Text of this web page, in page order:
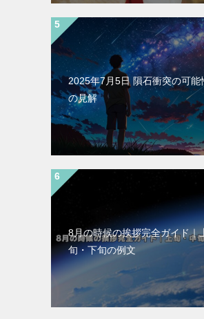
2025年7月5日 隕石衝突の可能
の見解
8月の時候の挨拶完全ガイド｜
旬・下旬の例文